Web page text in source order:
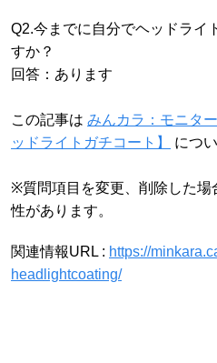
Q2.今までに自分でヘッドライ
すか？
回答：あります
この記事は みんカラ：モニタ
ッドライトガチコート】
につ
※質問項目を変更、削除した場
性があります。
関連情報URL : https://
headlightcoating/